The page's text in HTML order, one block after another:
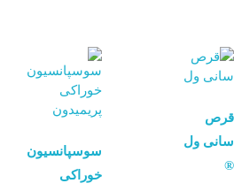
قرص
سانی ول
®
سوسپانسیون
خوراکی